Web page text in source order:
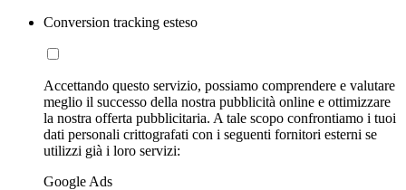
Conversion tracking esteso
Accettando questo servizio, possiamo comprendere e valutare
meglio il successo della nostra pubblicità online e ottimizzare
la nostra offerta pubblicitaria. A tale scopo confrontiamo i tuoi
dati personali crittografati con i seguenti fornitori esterni se
utilizzi già i loro servizi:
Google Ads